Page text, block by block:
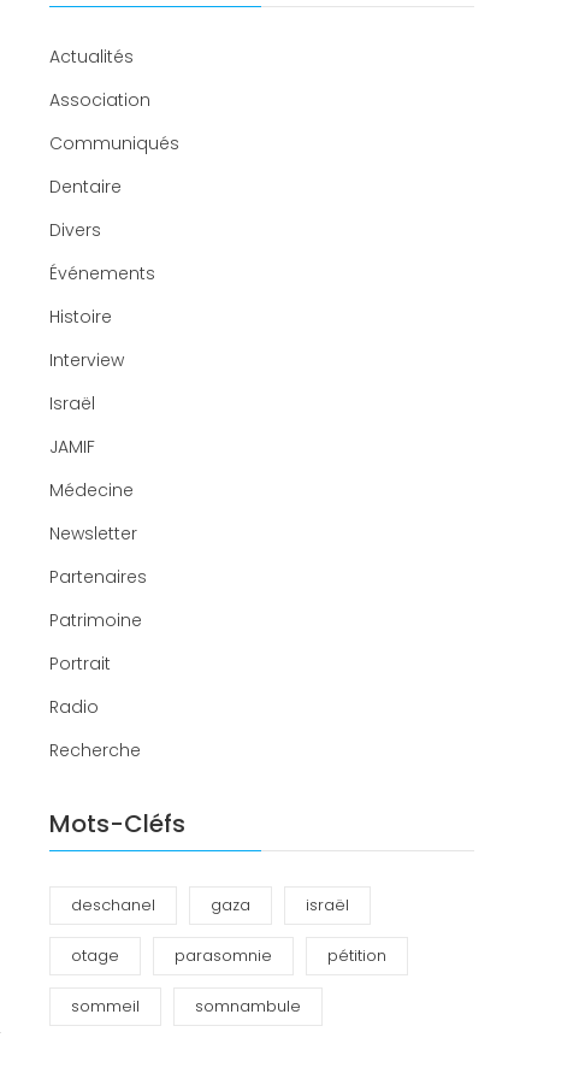
Congrès 2020
Actualités
Association
Communiqués
Dentaire
Divers
Événements
Histoire
Interview
Israël
JAMIF
Médecine
Newsletter
Partenaires
Patrimoine
Portrait
Radio
Recherche
Mots-Cléfs
deschanel gaza israël
otage parasomnie pétition
sommeil somnambule